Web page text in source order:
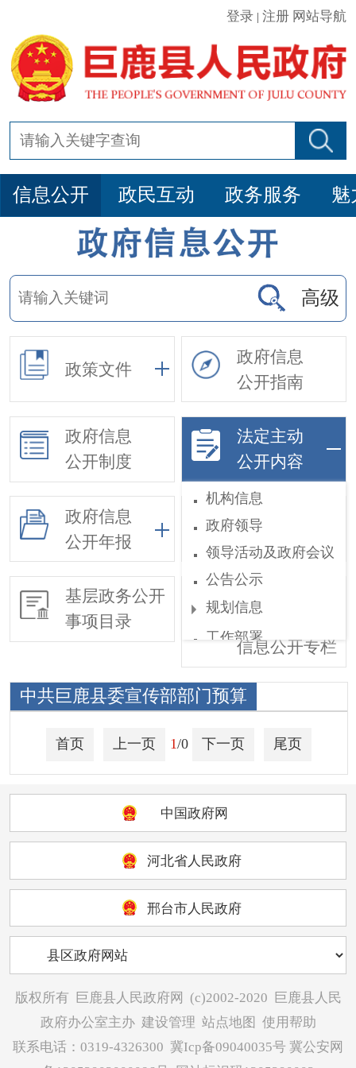
登录 |注册 网站导航
信息公开 政民互动 政务服务 魅
高级
政策文件
政府信息
公开指南
政府信息
公开制度
法定主动
公开内容
机构信息
政府领导
领导活动及政府会议
公告公示
规划信息
工作部署
权责和公共服务清单
行政执法公示
栏
行政许可
预算/决算
政府采购
重大建设项目
突发公共事件
人大代表建议
决策预公开
政府公报
招考招录
政府信息
公开年报
依申请公开
基层政务公开
事项目录
惠民惠农财政
信息公开专栏
中共巨鹿县委宣传部部门预算
首页 上一页 1/0 下一页 尾页
中国政府网
河北省人民政府
邢台市人民政府
版权所有 巨鹿县人民政府网 (c)2002-2020
巨鹿县人民
政府办公室主办 建设管理 站点地图 使用帮助
联系电话：0319-4326300 冀Icp备09040035号 冀公安网